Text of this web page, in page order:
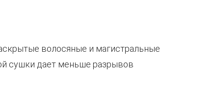
волосяные и магистральные
сушки дает меньше разрывов